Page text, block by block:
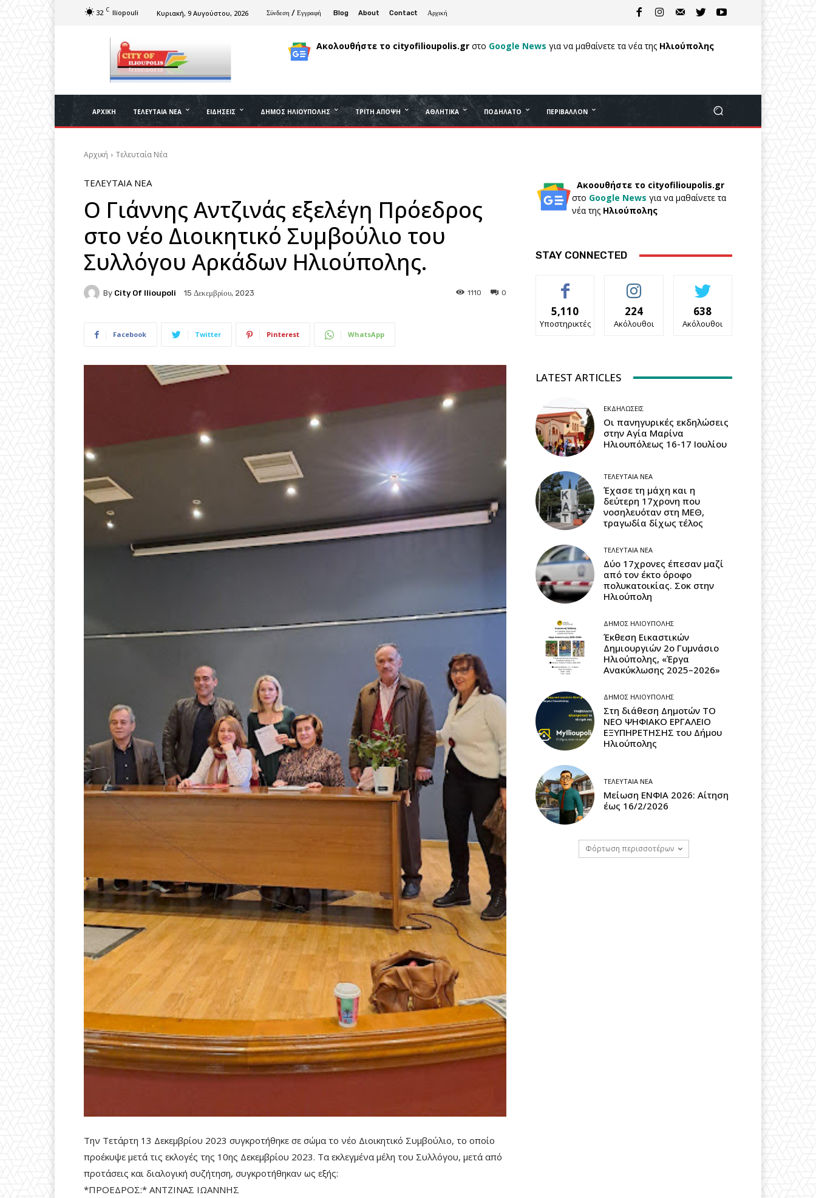
32 C Iliopouli Κυριακή, 9 Αυγούστου, 2026 Σύνδεση / Εγγραφή Blog About Contact Αρχική
Ακολουθήστε το cityofilioupolis.gr στο Google News για να μαθαίνετε τα νέα της Ηλιούπολης
ΑΡΧΙΚΉ ΤΕΛΕΥΤΑΊΑ ΝΈΑ ΕΙΔΉΣΕΙΣ ΔΉΜΟΣ ΗΛΙΟΎΠΟΛΗΣ ΤΡΊΤΗ ΆΠΟΨΗ ΑΘΛΗΤΙΚΆ ΠΟΔΉΛΑΤΟ ΠΕΡΙΒΆΛΛΟΝ
Αρχική Τελευταία Νέα
ΤΕΛΕΥΤΑΊΑ ΝΈΑ
Ο Γιάννης Αντζινάς εξελέγη Πρόεδρος
στο νέο Διοικητικό Συμβούλιο του
Συλλόγου Αρκάδων Ηλιούπολης.
By City Of Ilioupoli 15 Δεκεμβρίου, 2023 0
1110
Facebook Twitter Pinterest WhatsApp
Την Τετάρτη 13 Δεκεμβρίου 2023 συγκροτήθηκε σε σώμα το νέο Διοικητικό Συμβούλιο, το οποίο
προέκυψε μετά τις εκλογές της 10ης Δεκεμβρίου 2023. Τα εκλεγμένα μέλη του Συλλόγου, μετά από
προτάσεις και διαλογική συζήτηση, συγκροτήθηκαν ως εξής:
*ΠΡΟΕΔΡΟΣ:* ΑΝΤΖΙΝΑΣ ΙΩΑΝΝΗΣ
Ακοουθήστε το cityofilioupolis.gr
στο Google News για να μαθαίνετε τα
νέα της Ηλιούπολης
STAY CONNECTED
5,110
Υποστηρικτές
224
Ακόλουθοι
638
Ακόλουθοι
LATEST ARTICLES
ΕΚΔΗΛΏΣΕΙΣ
Οι πανηγυρικές εκδηλώσεις
στην Αγία Μαρίνα
Ηλιουπόλεως 16-17 Ιουλίου
ΤΕΛΕΥΤΑΊΑ ΝΈΑ
Έχασε τη μάχη και η
δεύτερη 17χρονη που
νοσηλευόταν στη ΜΕΘ,
τραγωδία δίχως τέλος
ΤΕΛΕΥΤΑΊΑ ΝΈΑ
Δύο 17χρονες έπεσαν μαζί
από τον έκτο όροφο
πολυκατοικίας. Σοκ στην
Ηλιούπολη
ΔΉΜΟΣ ΗΛΙΟΎΠΟΛΗΣ
Έκθεση Εικαστικών
Δημιουργιών 2ο Γυμνάσιο
Ηλιούπολης, «Έργα
Ανακύκλωσης 2025–2026»
ΔΉΜΟΣ ΗΛΙΟΎΠΟΛΗΣ
Στη διάθεση Δημοτών ΤΟ
ΝΕΟ ΨΗΦΙΑΚΟ ΕΡΓΑΛΕΙΟ
ΕΞΥΠΗΡΕΤΗΣΗΣ του Δήμου
Ηλιούπολης
ΤΕΛΕΥΤΑΊΑ ΝΈΑ
Μείωση ΕΝΦΙΑ 2026: Αίτηση
έως 16/2/2026
Φόρτωση περισσοτέρων